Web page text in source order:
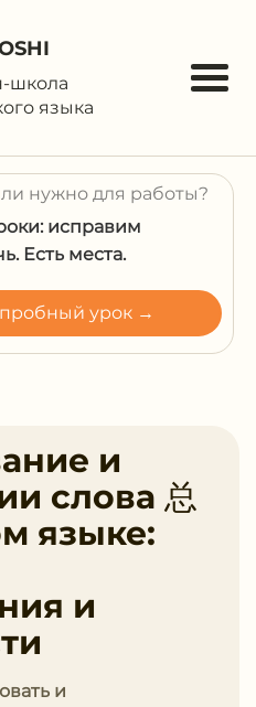
школа
языка
нужно для работы?
исправим
Есть места.
пробный урок →
и
слова 总
языке:
и
и